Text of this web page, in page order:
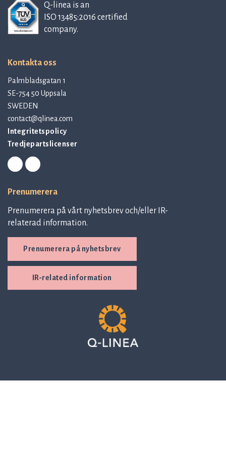
Q-linea is an
ISO 13485:2016 certified
company.
Kontakta oss
Palmbladsgatan 1
SE-754 50 Uppsala
SWEDEN
contact@qlinea.com
Integritetspolicy
Tredjepartslicenser
Prenumerera
Prenumerera på vårt nyhetsbrev och/eller IR-
relaterad information.
Prenumerera på nyhetsbrev
IR-related information